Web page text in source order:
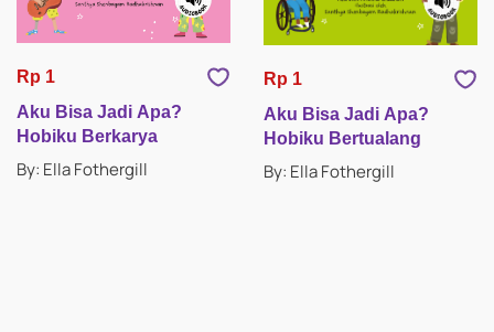
Rp 1
Aku Bisa Jadi Apa?
Hobiku Berkarya
By: Ella Fothergill
Rp 1
Aku Bisa Jadi Apa?
Hobiku Bertualang
By: Ella Fothergill